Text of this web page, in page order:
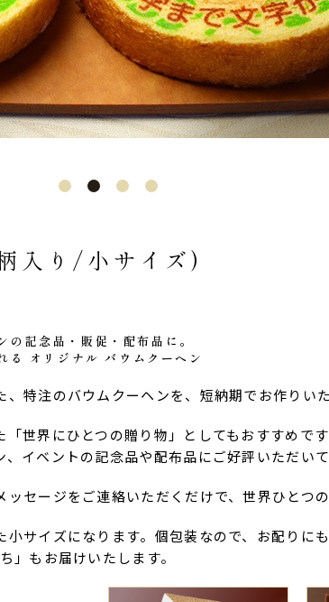
入り/小サイズ)
記念品・販促・配布品に。
る オリジナル バウムクーヘン
特注のバウムクーヘンを、短納期でお作りいた
世界にひとつの贈り物」としてもおすすめです
イベントの記念品や配布品にご好評いただい
セージをご連絡いただくだけで、世界ひとつの
サイズになります。個包装なので、お配りに
」もお届けいたします。